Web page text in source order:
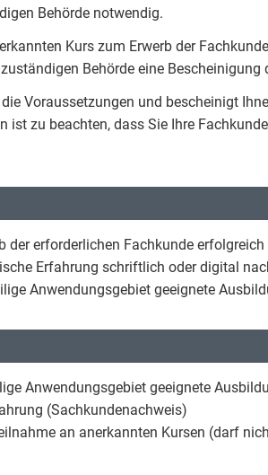
Behörde notwendig.
Kurs zum Erwerb der
Behörde eine Bescheinigung
Voraussetzungen und bescheinigt
ist zu beachten, dass Sie Ihre
der erforderlichen Fachkunde
Erfahrung schriftlich oder digital
Anwendungsgebiet geeignete
Anwendungsgebiet geeignete
(Sachkundenachweis)
an anerkannten Kursen (darf